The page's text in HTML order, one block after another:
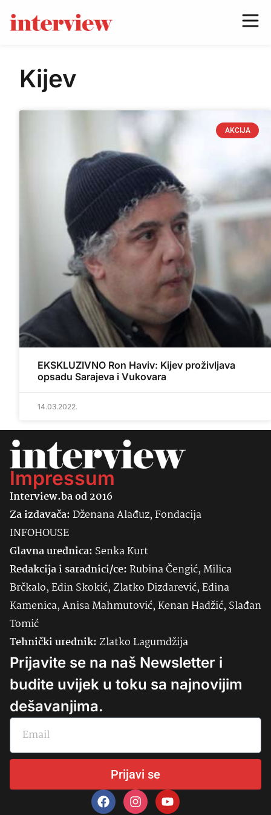
Kijev
AKCIJA
EKSKLUZIVNO Ron Haviv: Kijev proživljava
opsadu Sarajeva i Vukovara
14.03.2022.
Impressum
Interview.ba od 2016
Za izdavača:Dženana Alađuz, Fondacija
INFOHOUSE
Glavna urednica: SenkaKurt
Redakcija i saradnici/ce:Rubina Čengić, Milica
Brčkalo, Edin Skokić, Zlatko Dizdarević, Edina
Kamenica, Anisa Mahmutović, Kenan Hadžić, Slađan
Tomić
Tehnički urednik:Zlatko Lagumdžija
Prijavite se na naš Newsletter i
budite uvijek u toku sa najnovijim
dešavanjima.
Prijavi se